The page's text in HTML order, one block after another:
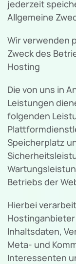
jederzeit
Allgemeine
Wir verwenden
Zweck des
Hosting
Die von uns in
Leistungen
folgenden
Speicherplatz
Betriebs der
Hierbei
Inhaltsdaten,
Meta- und
Interessenten